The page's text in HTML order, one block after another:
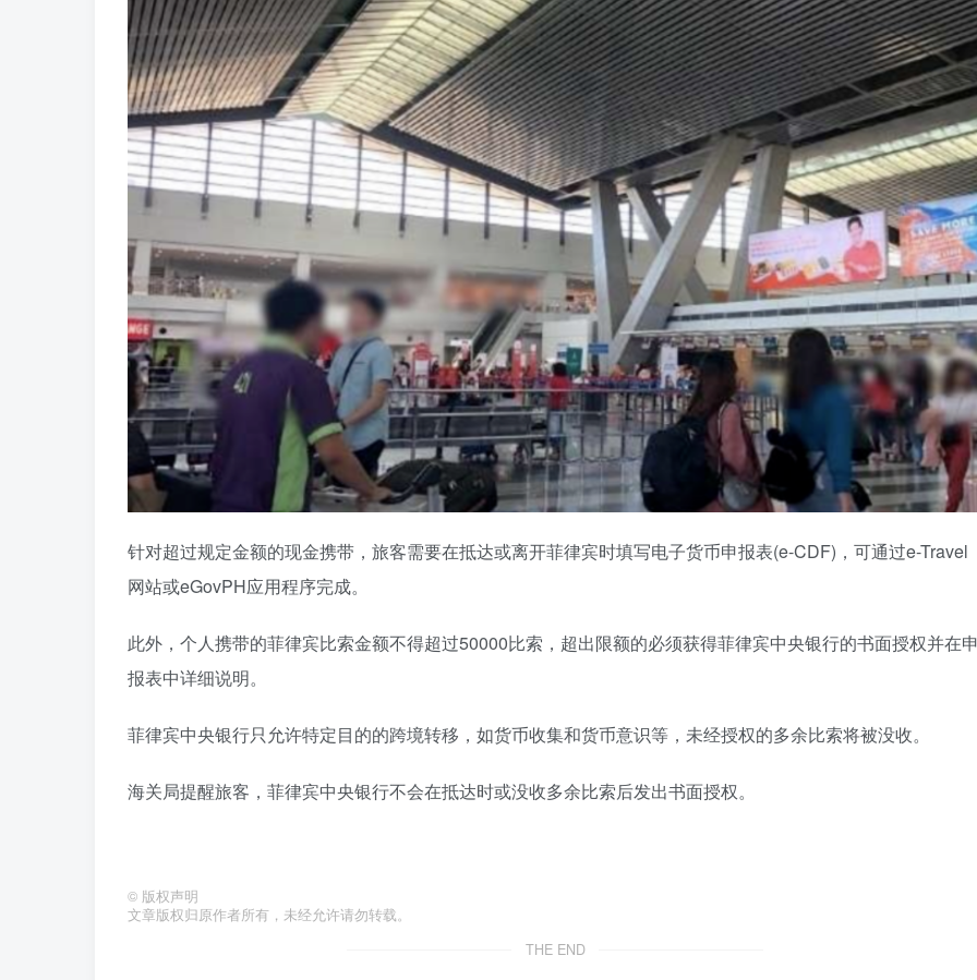
针对超过规定金额的现金携带，旅客需要在抵达或离开菲律宾时填写电子货币申报表(e-CDF)，可通过e-Travel
网站或eGovPH应用程序完成。
此外，个人携带的菲律宾比索金额不得超过50000比索，超出限额的必须获得菲律宾中央银行的书面授权并在
报表中详细说明。
菲律宾中央银行只允许特定目的的跨境转移，如货币收集和货币意识等，未经授权的多余比索将被没收。
海关局提醒旅客，菲律宾中央银行不会在抵达时或没收多余比索后发出书面授权。
© 版权声明
文章版权归原作者所有，未经允许请勿转载。
THE END